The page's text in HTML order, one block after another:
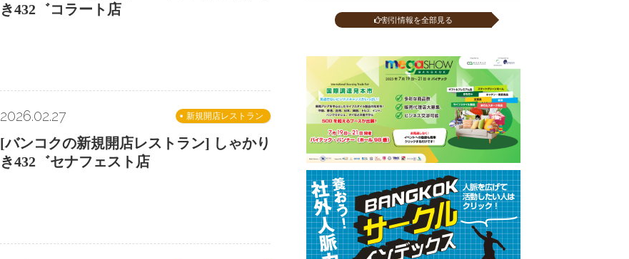
割引情報を全部見る
き432゛コラート店
新規開店レストラン
2026.02.27
[バンコクの新規開店レストラン] しゃかり
き432゛セナフェスト店